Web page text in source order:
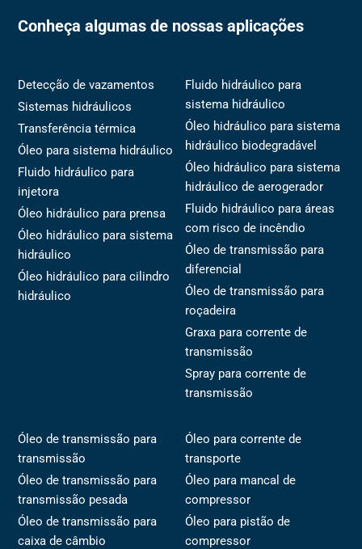
Conheça algumas de nossas aplicações
Detecção de vazamentos
Sistemas hidráulicos
Transferência térmica
Óleo para sistema hidráulico
Fluido hidráulico para
injetora
Óleo hidráulico para prensa
Óleo hidráulico para sistema
hidráulico
Óleo hidráulico para cilindro
hidráulico
Fluido hidráulico para
sistema hidráulico
Óleo hidráulico para sistema
hidráulico biodegradável
Óleo hidráulico para sistema
hidráulico de aerogerador
Fluido hidráulico para áreas
com risco de incêndio
Óleo de transmissão para
diferencial
Óleo de transmissão para
roçadeira
Graxa para corrente de
transmissão
Spray para corrente de
transmissão
Óleo de transmissão para
transmissão
Óleo de transmissão para
transmissão pesada
Óleo de transmissão para
caixa de câmbio
Óleo para corrente de
transporte
Óleo para mancal de
compressor
Óleo para pistão de
compressor